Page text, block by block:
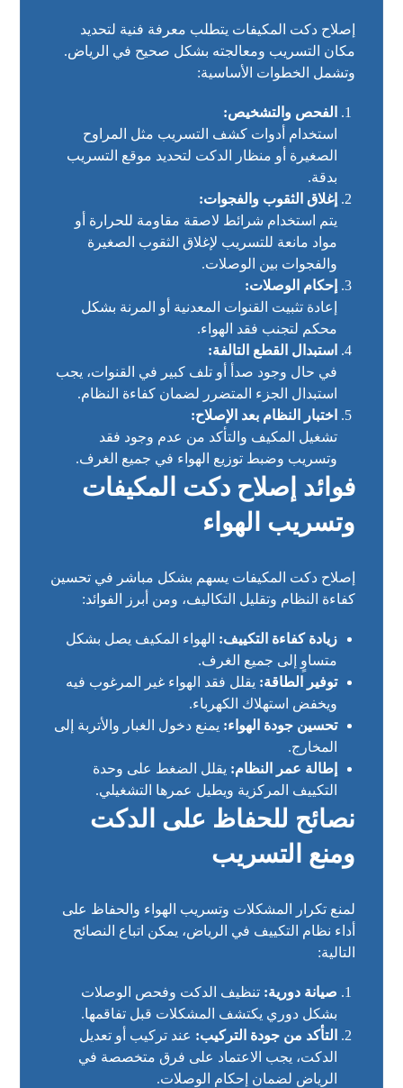
إصلاح دكت المكيفات يتطلب معرفة فنية لتحديد
مكان التسريب ومعالجته بشكل صحيح في الرياض.
وتشمل الخطوات الأساسية:
الفحص والتشخيص:
استخدام أدوات كشف التسريب مثل المراوح
الصغيرة أو منظار الدكت لتحديد موقع التسريب
بدقة.
إغلاق الثقوب والفجوات:
يتم استخدام شرائط لاصقة مقاومة للحرارة أو
مواد مانعة للتسريب لإغلاق الثقوب الصغيرة
والفجوات بين الوصلات.
إحكام الوصلات:
إعادة تثبيت القنوات المعدنية أو المرنة بشكل
محكم لتجنب فقد الهواء.
استبدال القطع التالفة:
في حال وجود صدأ أو تلف كبير في القنوات، يجب
استبدال الجزء المتضرر لضمان كفاءة النظام.
اختبار النظام بعد الإصلاح:
تشغيل المكيف والتأكد من عدم وجود فقد
وتسريب وضبط توزيع الهواء في جميع الغرف.
فوائد إصلاح دكت المكيفات
وتسريب الهواء
إصلاح دكت المكيفات يسهم بشكل مباشر في تحسين
كفاءة النظام وتقليل التكاليف، ومن أبرز الفوائد:
زيادة كفاءة التكييف: الهواء المكيف يصل بشكل
متساوٍ إلى جميع الغرف.
توفير الطاقة: يقلل فقد الهواء غير المرغوب فيه
ويخفض استهلاك الكهرباء.
تحسين جودة الهواء: يمنع دخول الغبار والأتربة إلى
المخارج.
إطالة عمر النظام: يقلل الضغط على وحدة
التكييف المركزية ويطيل عمرها التشغيلي.
نصائح للحفاظ على الدكت
ومنع التسريب
لمنع تكرار المشكلات وتسريب الهواء والحفاظ على
أداء نظام التكييف في الرياض، يمكن اتباع النصائح
التالية:
صيانة دورية: تنظيف الدكت وفحص الوصلات
بشكل دوري يكتشف المشكلات قبل تفاقمها.
التأكد من جودة التركيب: عند تركيب أو تعديل
الدكت، يجب الاعتماد على فرق متخصصة في
الرياض لضمان إحكام الوصلات.